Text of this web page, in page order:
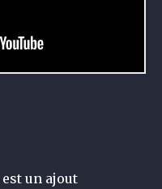
est un ajout